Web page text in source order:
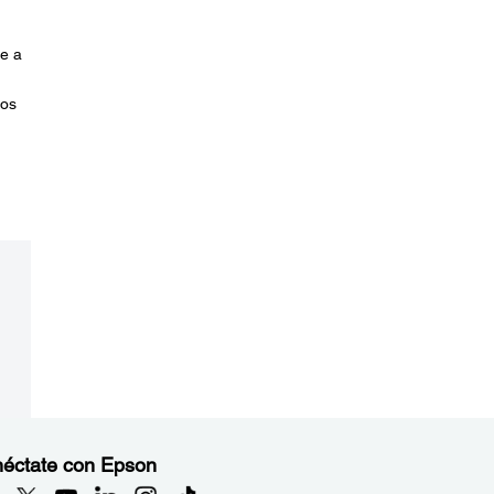
a
con Epson